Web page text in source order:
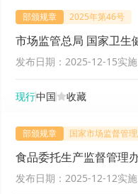
部颁规章 2025年第46号
市场监管总局 国家卫生
发布日期： 2025-12-15实
现行中国 收藏
部颁规章 国家市场监督管
食品委托生产监督管理
发布日期： 2025-12-12实